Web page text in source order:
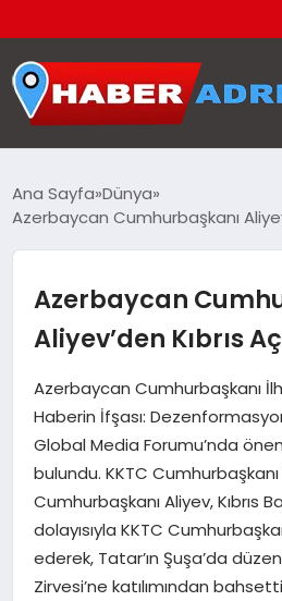
GÜNDEM
SPOR
EKONOMI
TEKNOLOJI
EĞITIM
MAGAZIN
YAŞAM
Ana Sayfa Dünya
Azerbaycan Cumhurbaşkanı
Azerbaycan
Aliyev’den Kıbrıs
Azerbaycan Cumhurbaşkanı
Haberin İfşası:
Global Media Forumu’nda
bulundu. KKTC Cumhurbaşkanı
Cumhurbaşkanı Aliyev, Kıbrıs
dolayısıyla KKTC
ederek, Tatar’ın Şuşa’da
Zirvesi’ne katılımından